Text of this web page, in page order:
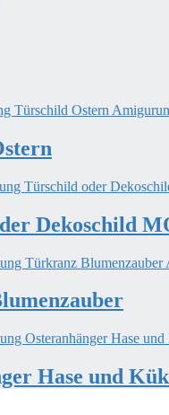
Dekoschild
Hase und